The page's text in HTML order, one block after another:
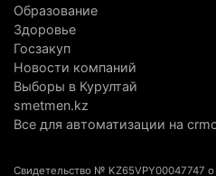
4 августа 2026 г. 14:29
В Алматинской области
потушить пожар в
4 августа 2026 г. 13:02
В Алматы приостановили
Образование
Здоровье
Госзакуп
Новости компаний
Выборы в Курултай
smetmen.kz
Все для автоматизации на
Свидетельство № KZ65VPY00047747 о